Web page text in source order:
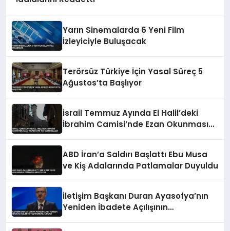
Yarın Sinemalarda 6 Yeni Film
İzleyiciyle Buluşacak
Terörsüz Türkiye İçin Yasal Süreç 5
Ağustos’ta Başlıyor
İsrail Temmuz Ayında El Halil’deki
İbrahim Camisi’nde Ezan Okunmasını
ABD İran’a Saldırı Başlattı Ebu Musa
ve Kiş Adalarında Patlamalar Duyuldu
İletişim Başkanı Duran Ayasofya’nın
Yeniden İbadete Açılışının